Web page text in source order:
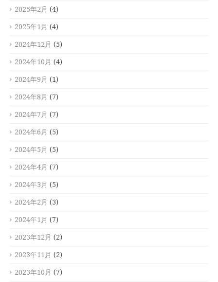
2025年2月 (4)
2025年1月 (4)
2024年12月 (5)
2024年10月 (4)
2024年9月 (1)
2024年8月 (7)
2024年7月 (7)
2024年6月 (5)
2024年5月 (5)
2024年4月 (7)
2024年3月 (5)
2024年2月 (3)
2024年1月 (7)
2023年12月 (2)
2023年11月 (2)
2023年10月 (7)